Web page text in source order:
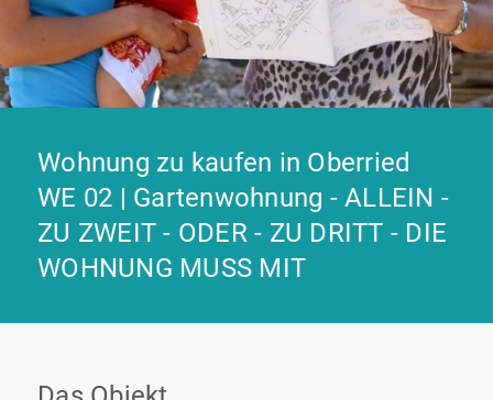
Wohnung zu kaufen in Oberried
WE 02 | Gartenwohnung - ALLEIN -
ZU ZWEIT - ODER - ZU DRITT - DIE
WOHNUNG MUSS MIT